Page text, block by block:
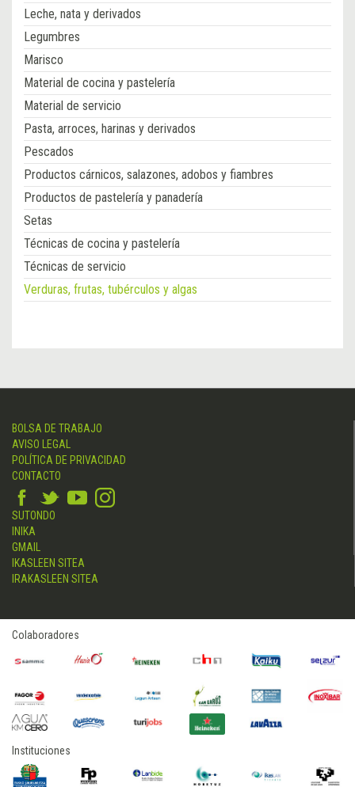
Leche, nata y derivados
Legumbres
Marisco
Material de cocina y pastelería
Material de servicio
Pasta, arroces, harinas y derivados
Pescados
Productos cárnicos, salazones, adobos y fiambres
Productos de pastelería y panadería
Setas
Técnicas de cocina y pastelería
Técnicas de servicio
Verduras, frutas, tubérculos y algas
BOLSA DE TRABAJO
AVISO LEGAL
POLÍTICA DE PRIVACIDAD
CONTACTO
SUTONDO
INIKA
GMAIL
IKASLEEN SITEA
IRAKASLEEN SITEA
Colaboradores
Instituciones